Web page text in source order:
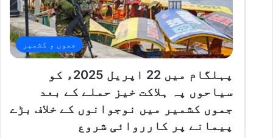
جموں و کشمیر
پہلگام میں 22 اپریل 2025ء کو
سیاحوں پہ ہلاکت خیز حملے کے بعد
جموں کشمیر میں نوجوانوں کے خلاف بڑے
پیمانے پر کارروائی شروع